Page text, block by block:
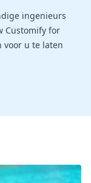
ingenieurs
Customify for
voor u te laten